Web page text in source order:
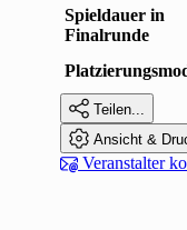
Spieldauer in
Finalrunde
 Teilen...
 Ansicht &
 Veranstalter